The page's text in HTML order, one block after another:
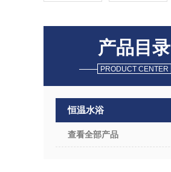
产品目录
PRODUCT CENTER
恒温水浴
查看全部产品